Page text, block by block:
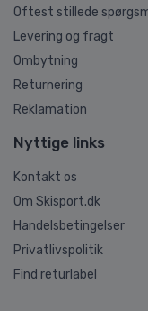
Oftest stillede
Levering og fragt
Ombytning
Returnering
Reklamation
Nyttige links
Kontakt os
Om Skisport.dk
Handelsbetingelser
Privatlivspolitik
Find returlabel